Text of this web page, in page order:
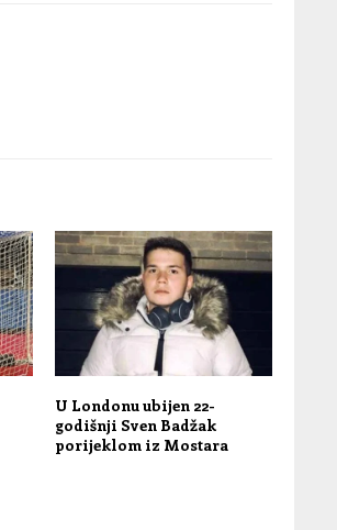
U Londonu ubijen 22-
godišnji Sven Badžak
porijeklom iz Mostara